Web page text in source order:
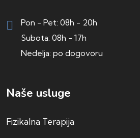
Pon - Pet: 08h - 20h
Subota: 08h - 17h
Nedelja: po dogovoru
Naše usluge
Fizikalna Terapija